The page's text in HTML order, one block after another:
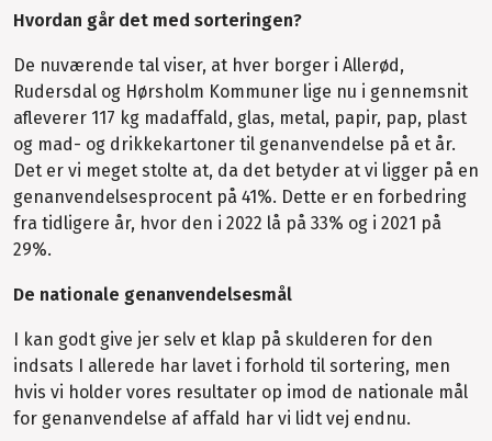
Hvordan går det med sorteringen?
De nuværende tal viser, at hver borger i Allerød,
Rudersdal og Hørsholm Kommuner lige nu i gennemsnit
afleverer 117 kg madaffald, glas, metal, papir, pap, plast
og mad- og drikkekartoner til genanvendelse på et år.
Det er vi meget stolte at, da det betyder at vi ligger på en
genanvendelsesprocent på 41%. Dette er en forbedring
fra tidligere år, hvor den i 2022 lå på 33% og i 2021 på
29%.
De nationale genanvendelsesmål
I kan godt give jer selv et klap på skulderen for den
indsats I allerede har lavet i forhold til sortering, men
hvis vi holder vores resultater op imod de nationale mål
for genanvendelse af affald har vi lidt vej endnu.